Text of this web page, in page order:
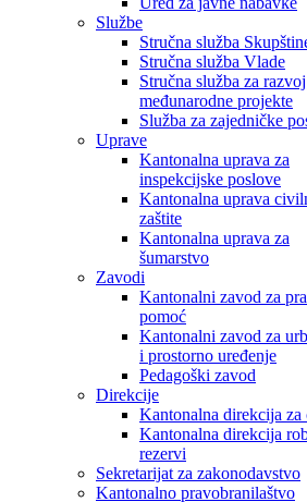
Službe
Stručna služba
Stručna služba Vlade
Stručna služba za
međunarodne projekte
Služba za zajedničke
Uprave
Kantonalna uprava za
inspekcijske poslove
Kantonalna uprava
zaštite
Kantonalna uprava za
šumarstvo
Zavodi
Kantonalni zavod za
pomoć
Kantonalni zavod za
i prostorno uređenje
Pedagoški zavod
Direkcije
Kantonalna direkcija za
Kantonalna direkcija
rezervi
Sekretarijat za zakonodavstvo
Kantonalno pravobranilaštvo